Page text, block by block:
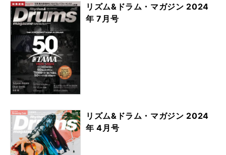
リズム&ドラム・マガジン 2024
年 7月号
リズム&ドラム・マガジン 2024
年 4月号